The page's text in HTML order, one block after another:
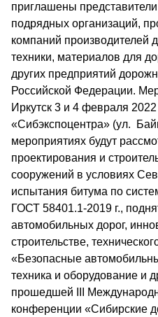
приглашены
подрядных организаций,
компаний производителей
техники, материалов для
других предприятий
Российской Федерации.
Иркутск 3 и 4 февраля
«Сибэкспоцентра» (ул.
мероприятиях будут
проектирования и
сооружений в условиях
испытания битума по
ГОСТ 58401.1-2019 г.,
автомобильных дорог,
строительстве,
«Безопасные
техника и оборудование и
прошедшей III
конференции «Сибирские